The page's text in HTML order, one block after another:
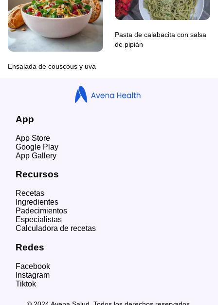
Ensalada de couscous y uva
Pasta de calabacita con salsa
de pipián
App
App Store
Google Play
App Gallery
Recursos
Recetas
Ingredientes
Padecimientos
Especialistas
Calculadora de recetas
Redes
Facebook
Instagram
Tiktok